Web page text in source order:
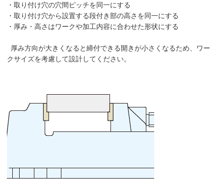
・取り付け穴の穴間ピッチを同一にする
・取り付け穴から設置する段付き部の高さを同一にする
・厚み・高さはワークや加工内容に合わせた形状にする
厚み方向が大きくなると締付できる開きが小さくなるため、ワー
クサイズを考慮して設計してください。